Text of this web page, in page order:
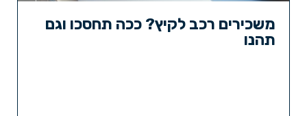
משכירים רכב לקיץ? ככה תחסכו וגם
תהנו